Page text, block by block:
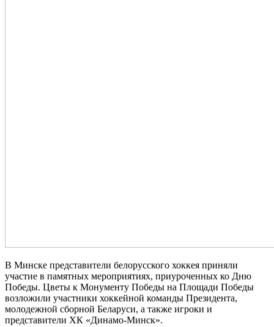
В Минске представители белорусского хоккея приняли
участие в памятных мероприятиях, приуроченных ко Дню
Победы. Цветы к Монументу Победы на Площади Победы
возложили участники хоккейной команды Президента,
молодежной сборной Беларуси, а также игроки и
представители ХК «Динамо‑Минск».